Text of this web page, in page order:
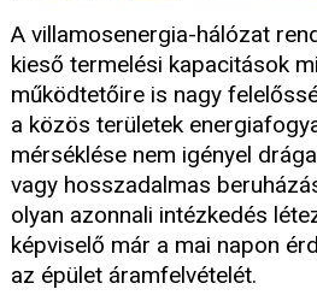
A villamosenergia-hálózat
kieső termelési kapacitások
működtetőire is nagy
a közös területek
mérséklése nem igényel
vagy hosszadalmas
olyan azonnali intézkedés
képviselő már a mai napon
az épület áramfelvételét.